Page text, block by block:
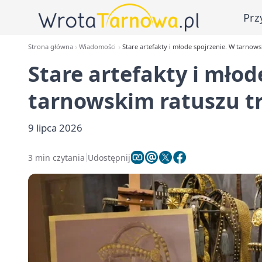
Strona główna Wiadomości Stare artefakty i młode spojrzenie. W
Stare artefakty i
tarnowskim ratuszu
9 lipca 2026
3 min czytania Udostępnij